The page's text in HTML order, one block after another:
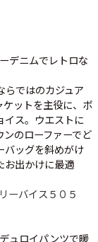
デニムでレトロな
らではのカジュア
ットを主役に、ボ
イス。ウエストに
のローファーでど
バッグを斜めがけ
お出かけに最適
ーバイス５０５
ュロイパンツで暖